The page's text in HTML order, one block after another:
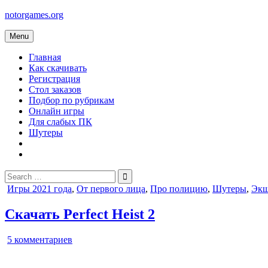
Skip
content
notorgames.org
Menu
Главная
Как скачивать
Регистрация
Стол заказов
Подбор по рубрикам
Онлайн игры
Для слабых ПК
Шутеры
Search
for:
Posted
Игры 2021 года, От первого лица, Про полицию, Шутеры,
Скачать Perfect Heist 2
5 комментариев